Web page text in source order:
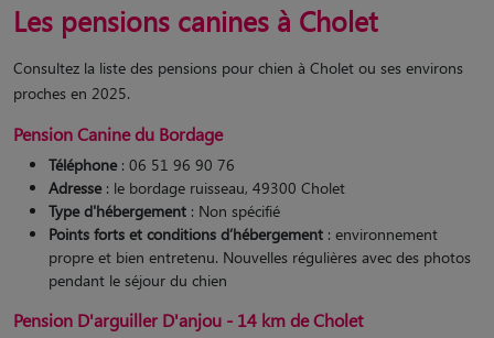
Les pensions canines à Cholet
Consultez la liste des pensions pour chien à Cholet ou ses environs
proches en 2025.
Pension Canine du Bordage
Téléphone: 06 51 96 90 76
Adresse: le bordage ruisseau, 49300 Cholet
Type d'hébergement : Non spécifié
Points forts et conditions d’hébergement : environnement
propre et bien entretenu. Nouvelles régulières avec des photos
pendant le séjour du chien
Pension D'arguiller D'anjou - 14 km de Cholet